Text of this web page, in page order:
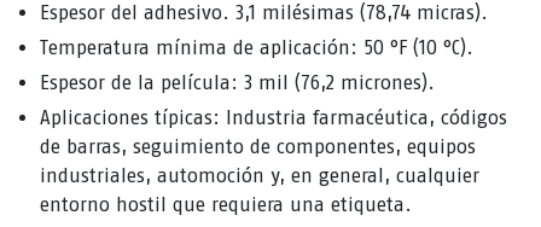
Espesor del adhesivo. 3,1 milésimas (78,74 micras).
Temperatura mínima de aplicación: 50 °F (10 °C).
Espesor de la película: 3 mil (76,2 micrones).
Aplicaciones típicas: Industria farmacéutica, códigos
de barras, seguimiento de componentes, equipos
industriales, automoción y, en general, cualquier
entorno hostil que requiera una etiqueta.